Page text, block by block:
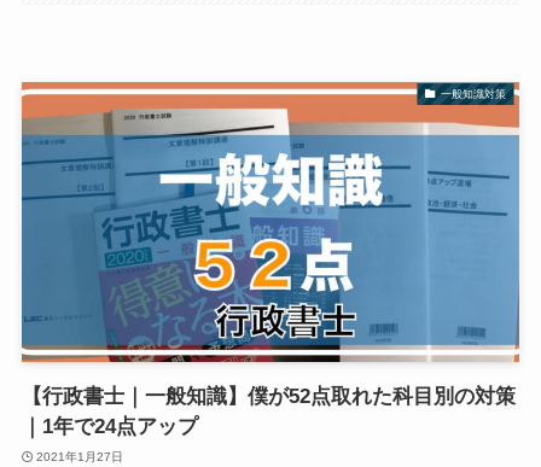
一般知識対策
【行政書士｜一般知識】僕が52点取れた科目別の対策
｜1年で24点アップ
2021年1月27日